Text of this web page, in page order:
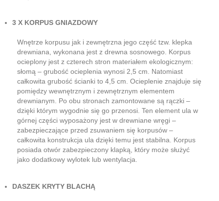
3 X KORPUS GNIAZDOWY
Wnętrze korpusu jak i zewnętrzna jego część tzw. klepka
drewniana, wykonana jest z drewna sosnowego. Korpus
ocieplony jest z czterech stron materiałem ekologicznym:
słomą – grubość ocieplenia wynosi 2,5 cm. Natomiast
całkowita grubość ścianki to 4,5 cm. Ocieplenie znajduje się
pomiędzy wewnętrznym i zewnętrznym elementem
drewnianym. Po obu stronach zamontowane są rączki –
dzięki którym wygodnie się go przenosi. Ten element ula w
górnej części wyposażony jest w drewniane wręgi –
zabezpieczające przed zsuwaniem się korpusów –
całkowita konstrukcja ula dzięki temu jest stabilna. Korpus
posiada otwór zabezpieczony klapką, który może służyć
jako dodatkowy wylotek lub wentylacja.
DASZEK KRYTY BLACHĄ